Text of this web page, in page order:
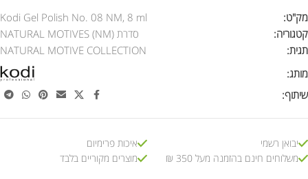
מק"ט:
Kodi Gel Polish No. 08 NM, 8 ml
קטגוריה:
סדרת NATURAL MOTIVES (NM)
תגית:
NATURAL MOTIVE COLLECTION
מותג:
שיתוף:
יבואן רשמי
משלוחים חינם בהזמנה מעל 350 ₪
איכות פרימיום
מוצרים מקוריים בלבד